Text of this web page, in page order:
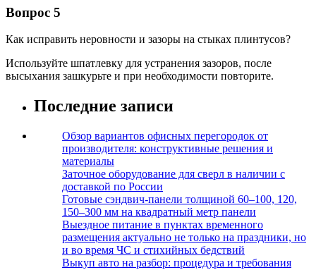
Вопрос 5
Как исправить неровности и зазоры на стыках плинтусов?
Используйте шпатлевку для устранения зазоров, после
высыхания зашкурьте и при необходимости повторите.
Последние записи
Обзор вариантов офисных перегородок от
производителя: конструктивные решения и
материалы
Заточное оборудование для сверл в наличии с
доставкой по России
Готовые сэндвич-панели толщиной 60–100, 120,
150–300 мм на квадратный метр панели
Выездное питание в пунктах временного
размещения актуально не только на праздники, но
и во время ЧС и стихийных бедствий
Выкуп авто на разбор: процедура и требования